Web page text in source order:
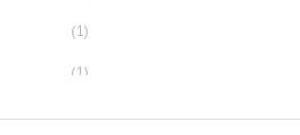
(1)
(1)